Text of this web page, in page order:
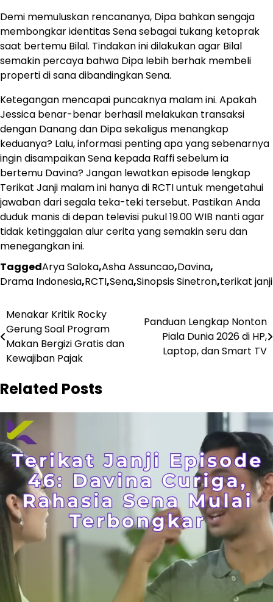
Demi memuluskan rencananya, Dipa bahkan sengaja
membongkar identitas Sena sebagai tukang ketoprak
saat bertemu Bilal. Tindakan ini dilakukan agar Bilal
semakin percaya bahwa Dipa lebih berhak membeli
properti di sana dibandingkan Sena.
Ketegangan mencapai puncaknya malam ini. Apakah
Jessica benar-benar berhasil melakukan transaksi
dengan Danang dan Dipa sekaligus menangkap
keduanya? Lalu, informasi penting apa yang sebenarnya
ingin disampaikan Sena kepada Raffi sebelum ia
bertemu Davina? Jangan lewatkan episode lengkap
Terikat Janji malam ini hanya di RCTI untuk mengetahui
jawaban dari segala teka-teki tersebut. Pastikan Anda
duduk manis di depan televisi pukul 19.00 WIB nanti agar
tidak ketinggalan alur cerita yang semakin seru dan
menegangkan ini.
TaggedArya Saloka,Asha Assuncao,Davina,
Drama Indonesia,RCTI,Sena,Sinopsis Sinetron,terikat janji
Navigasi
pos
Menakar Kritik Rocky
Gerung Soal Program
Makan Bergizi Gratis dan
Kewajiban Pajak
Panduan Lengkap Nonton
Piala Dunia 2026 di HP,
Laptop, dan Smart TV
Related Posts